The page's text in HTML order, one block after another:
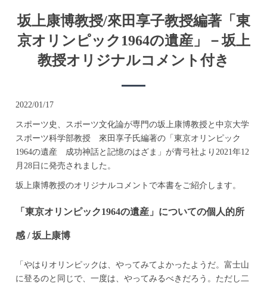
坂上康博教授/來田享子教授編著「東
京オリンピック1964の遺産」－坂上
教授オリジナルコメント付き
2022/01/17
スポーツ史、スポーツ文化論が専門の坂上康博教授と中京大学
スポーツ科学部教授 來田享子氏編著の「東京オリンピック
1964の遺産 成功神話と記憶のはざま」が青弓社より2021年12
月28日に発売されました。
坂上康博教授のオリジナルコメントで本書をご紹介します。
「東京オリンピック1964の遺産」についての個人的所
感 / 坂上康博
「やはりオリンピックは、やってみてよかったようだ。富士山
に登るのと同じで、一度は、やってみるべきだろう。ただし二